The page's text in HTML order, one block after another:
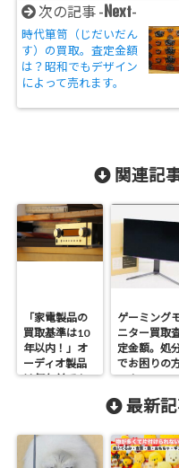
次の記事 -Next-
時代箪笥（じだいだん
す）の買取。査定金額
は？昭和でもデザイン
によって売れます。
関連記
「家電製品の
買取基準は10
年以内！」オ
ーディオ製品
は何年前でも
ゲーミング
ニター買取
定金額。処
でお困りの
へ！
最新